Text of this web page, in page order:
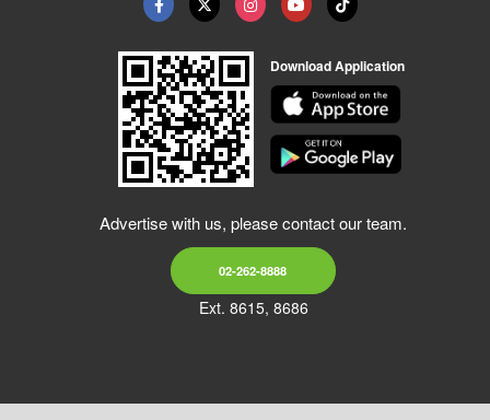
Download Application
Advertise with us, please contact our team.
02-262-8888
Ext. 8615, 8686